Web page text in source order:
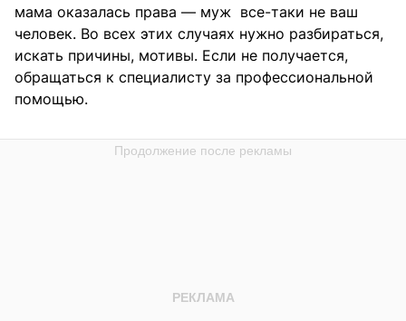
мама оказалась права — муж все-таки не ваш
человек. Во всех этих случаях нужно разбираться,
искать причины, мотивы. Если не получается,
обращаться к специалисту за профессиональной
помощью.